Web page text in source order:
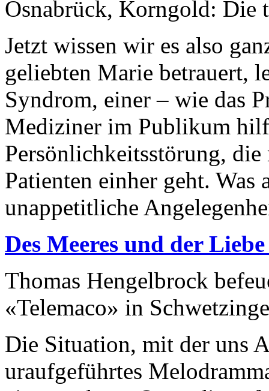
Osnabrück, Korngold: Die
Jetzt wissen wir es also
geliebten Marie betrauert,
Syndrom, einer – wie das
Mediziner im Publikum
Persönlichkeitsstörung,
Patienten einher geht.
unappetitliche
Des Meeres und der
Thomas Hengelbrock
«Telemaco» in
Die Situation, mit der uns
uraufgeführtes